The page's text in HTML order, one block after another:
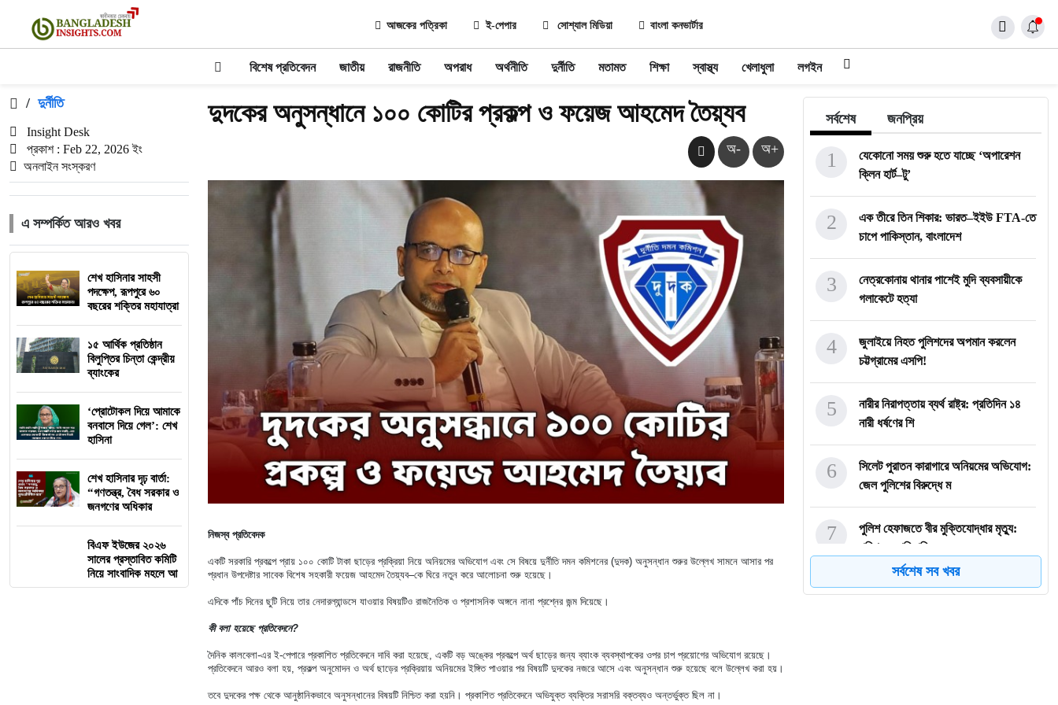
আজকের পত্রিকা ই-পেপার সোশ্যাল মিডিয়া বাংলা কনভার্টার
বিশেষ প্রতিবেদন জাতীয় রাজনীতি অপরাধ অর্থনীতি দুর্নীতি মতামত শিক্ষা স্বাস্থ্য খেলাধুলা লগইন
/ দুর্নীতি
Insight Desk
প্রকাশ : Feb 22, 2026 ইং
অনলাইন সংস্করণ
এ সম্পর্কিত আরও খবর
শেখ হাসিনার সাহসী
পদক্ষেপ, রূপপুরে ৬০
বছরের শক্তির মহাযাত্রা
১৫ আর্থিক প্রতিষ্ঠান
বিলুপ্তির চিন্তা কেন্দ্রীয়
ব্যাংকের
‘প্রোটোকল দিয়ে আমাকে
বনবাসে দিয়ে গেল’: শেখ
হাসিনা
শেখ হাসিনার দৃঢ় বার্তা:
“গণতন্ত্র, বৈধ সরকার ও
জনগণের অধিকার
বিএফ ইউজের ২০২৬
সালের প্রস্তাবিত কমিটি
নিয়ে সাংবাদিক মহলে আ
দুদকের অনুসন্ধানে ১০০ কোটির প্রকল্প ও ফয়েজ আহমেদ তৈয়্যব
অ- অ+
নিজস্ব প্রতিবেদক
একটি সরকারি প্রকল্পে প্রায় ১০০ কোটি টাকা ছাড়ের প্রক্রিয়া নিয়ে অনিয়মের অভিযোগ এবং সে বিষয়ে দুর্নীতি দমন কমিশনের (দুদক) অনুসন্ধান শুরুর উল্লেখ সামনে আসার পর
প্রধান উপদেষ্টার সাবেক বিশেষ সহকারী ফয়েজ আহমেদ তৈয়্যব–কে ঘিরে নতুন করে আলোচনা শুরু হয়েছে।
এদিকে পাঁচ দিনের ছুটি নিয়ে তার নেদারল্যান্ডসে যাওয়ার বিষয়টিও রাজনৈতিক ও প্রশাসনিক অঙ্গনে নানা প্রশ্নের জন্ম দিয়েছে।
কী বলা হয়েছে প্রতিবেদনে?
দৈনিক কালবেলা-এর ই-পেপারে প্রকাশিত প্রতিবেদনে দাবি করা হয়েছে, একটি বড় অঙ্কের প্রকল্পে অর্থ ছাড়ের জন্য ব্যাংক ব্যবস্থাপকের ওপর চাপ প্রয়োগের অভিযোগ রয়েছে।
প্রতিবেদনে আরও বলা হয়, প্রকল্প অনুমোদন ও অর্থ ছাড়ের প্রক্রিয়ায় অনিয়মের ইঙ্গিত পাওয়ার পর বিষয়টি দুদকের নজরে আসে এবং অনুসন্ধান শুরু হয়েছে বলে উল্লেখ করা হয়।
তবে দুদকের পক্ষ থেকে আনুষ্ঠানিকভাবে অনুসন্ধানের বিষয়টি নিশ্চিত করা হয়নি। প্রকাশিত প্রতিবেদনে অভিযুক্ত ব্যক্তির সরাসরি বক্তব্যও অন্তর্ভুক্ত ছিল না।
সর্বশেষ জনপ্রিয়
যেকোনো সময় শুরু হতে যাচ্ছে ‘অপারেশন
ক্লিন হার্ট–টু’
1
এক তীরে তিন শিকার: ভারত–ইইউ FTA-তে
চাপে পাকিস্তান, বাংলাদেশ
2
নেত্রকোনায় থানার পাশেই মুদি ব্যবসায়ীকে
গলাকেটে হত্যা
3
জুলাইয়ে নিহত পুলিশদের অপমান করলেন
চট্টগ্রামের এসপি!
4
নারীর নিরাপত্তায় ব্যর্থ রাষ্ট্র: প্রতিদিন ১৪
নারী ধর্ষণের শি
5
সিলেট পুরাতন কারাগারে অনিয়মের অভিযোগ:
জেল পুলিশের বিরুদ্ধে ম
6
পুলিশ হেফাজতে বীর মুক্তিযোদ্ধার মৃত্যু:
পরিবারের দাবি পরিকল্
7
আদালতে নারী এমপিকে মুখ চেপে চুপ করাল
8
সর্বশেষ সব খবর